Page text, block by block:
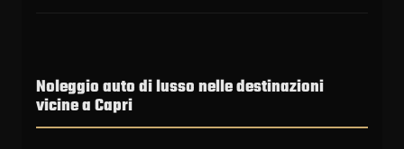
Noleggio auto di lusso nelle destinazioni
vicine a Capri